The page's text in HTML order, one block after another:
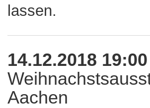
lassen.
14.12.2018
Aachen